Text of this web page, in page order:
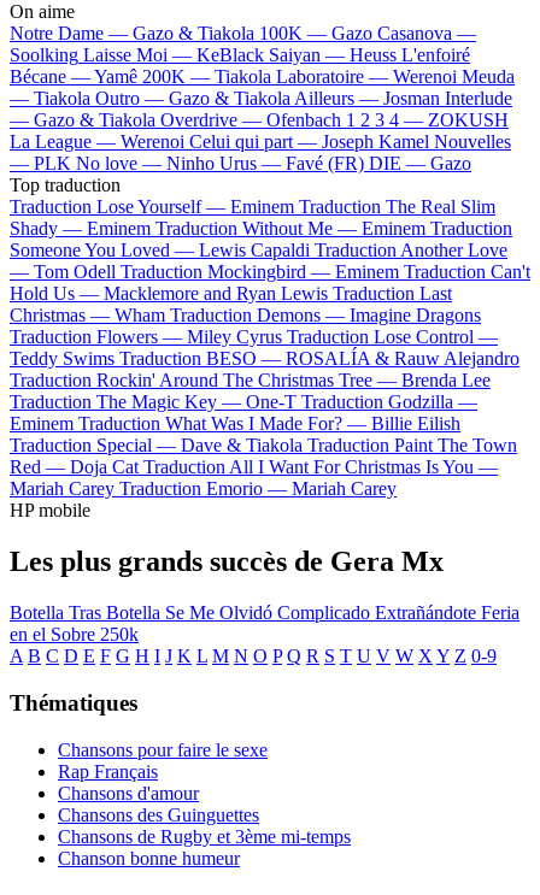
On aime
Notre Dame — Gazo & Tiakola 100K — Gazo Casanova —
Soolking Laisse Moi — KeBlack Saiyan — Heuss L'enfoiré
Bécane —Yamê 200K — Tiakola Laboratoire — Werenoi Meuda
— Tiakola Outro — Gazo & TiakolaAilleurs — Josman Interlude
— Gazo & Tiakola Overdrive — Ofenbach 1 2 3 4 — ZOKUSH
La League — Werenoi Celui qui part — Joseph Kamel Nouvelles
— PLK No love — Ninho Urus — Favé (FR) DIE — Gazo
Top traduction
Traduction Lose Yourself — Eminem Traduction The Real Slim
Shady — Eminem Traduction Without Me — Eminem Traduction
Someone You Loved — Lewis Capaldi Traduction Another Love
— Tom Odell Traduction Mockingbird — Eminem Traduction Can't
Hold Us — Macklemore and Ryan Lewis Traduction Last
Christmas — Wham Traduction Demons — Imagine Dragons
Traduction Flowers — Miley Cyrus Traduction Lose Control —
Teddy Swims Traduction BESO — ROSALÍA & Rauw Alejandro
Traduction Rockin' Around The Christmas Tree — Brenda Lee
Traduction The Magic Key — One-T Traduction Godzilla —
Eminem Traduction What Was I Made For? — Billie Eilish
Traduction Special — Dave & Tiakola Traduction Paint The Town
Red — Doja Cat Traduction All I Want For Christmas Is You —
Mariah Carey Traduction Emorio — Mariah Carey
HP mobile
Les plus grands succès de Gera Mx
Botella Tras Botella Se Me Olvidó Complicado Extrañándote Feria
en el Sobre 250k
A B C D E F G H I J K L M N O P Q R S T U V W X Y Z 0-9
Thématiques
Chansons pour faire le sexe
Rap Français
Chansons d'amour
Chansons des Guinguettes
Chansons de Rugby et 3ème mi-temps
Chanson bonne humeur